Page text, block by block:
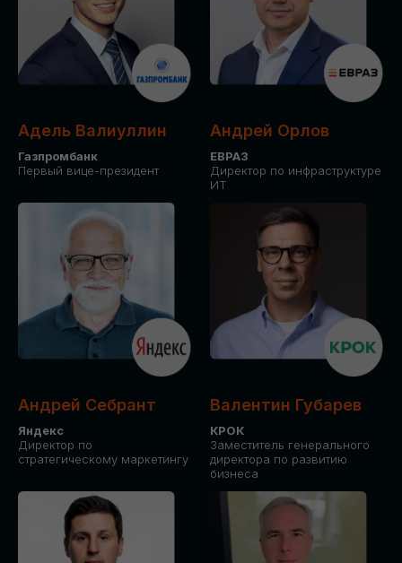
Адель Валиуллин
Газпромбанк
Первый вице-президент
Андрей Орлов
ЕВРАЗ
Директор по инфраструктуре
ИТ
Андрей Себрант
Яндекс
Директор по
стратегическому маркетингу
Валентин Губарев
КРОК
Заместитель генерального
директора по развитию
бизнеса